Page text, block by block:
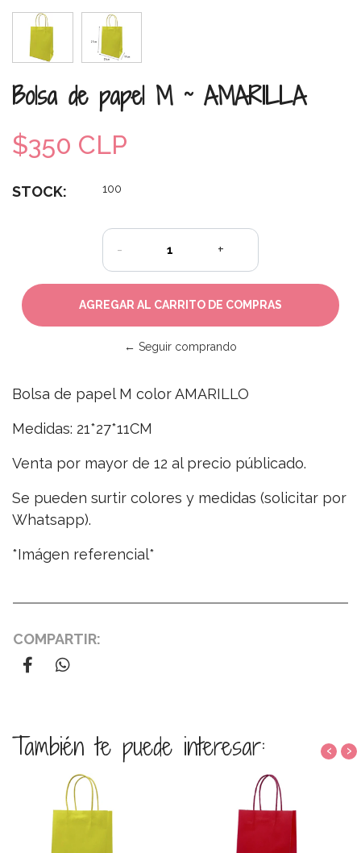
Bolsa de papel M ~ AMARILLA
$350 CLP
STOCK: 100
- +
← Seguir comprando
Bolsa de papel M color AMARILLO
Medidas: 21*27*11CM
Venta por mayor de 12 al precio públicado.
Se pueden surtir colores y medidas (solicitar por
Whatsapp).
*Imágen referencial*
COMPARTIR:
También te puede interesar: ‹ ›